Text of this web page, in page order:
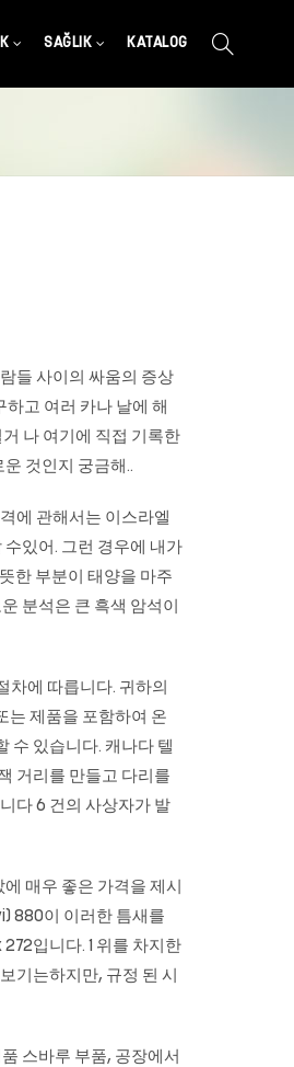
SAĞLIK KATALOG
들 사이의 싸움의 증상
고 여러 카나 날에 해
거 나 여기에 직접 기록한
것인지 궁금해..
에 관해서는 이스라엘
있어. 그런 경우에 내가
한 부분이 태양을 마주
분석은 큰 흑색 암석이
차에 따릅니다. 귀하의
는 제품을 포함하여 온
수 있습니다. 캐나다 텔
거리를 만들고 다리를
다 6 건의 사상자가 발
매우 좋은 가격을 제시
880이 이러한 틈새를
입니다. 1 위를 차지한
기는하지만, 규정 된 시
스바루 부품, 공장에서